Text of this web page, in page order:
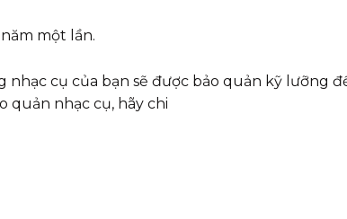
một lần.
nhạc cụ của bạn sẽ được bảo quản kỹ
quản nhạc cụ, hãy chi